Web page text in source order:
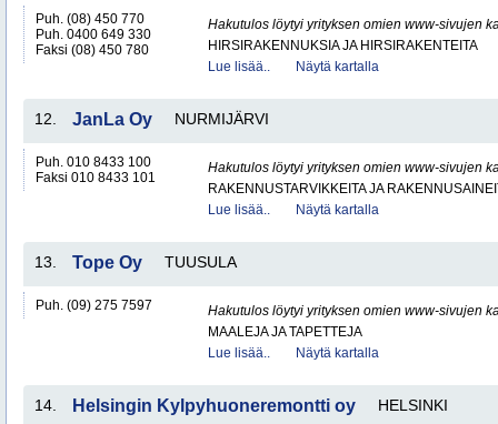
Puh. (08) 450 770
Puh. 0400 649 330
Faksi (08) 450 780
Hakutulos löytyi yrityksen omien www-sivujen
HIRSIRAKENNUKSIA JA HIRSIRAKENTEITA
Lue lisää..
Näytä kartalla
12. JanLa Oy NURMIJÄRVI
Puh. 010 8433 100
Faksi 010 8433 101
Hakutulos löytyi yrityksen omien www-sivujen
RAKENNUSTARVIKKEITA JA
Lue lisää..
Näytä kartalla
13. Tope Oy TUUSULA
Puh. (09) 275 7597
Hakutulos löytyi yrityksen omien www-sivujen
MAALEJA JA TAPETTEJA
Lue lisää..
Näytä kartalla
14. Helsingin Kylpyhuoneremontti oy HELSINKI